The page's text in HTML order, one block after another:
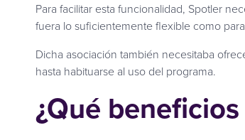
Para facilitar esta funcionalidad, Spotler
fuera lo suficientemente flexible como
Dicha asociación también necesitaba
hasta habituarse al uso del programa.
¿Qué